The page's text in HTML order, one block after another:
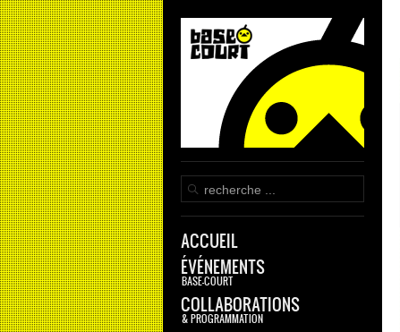
ACCUEIL
ÉVÉNEMENTS
BASE-COURT
COLLABORATIONS
& PROGRAMMATION